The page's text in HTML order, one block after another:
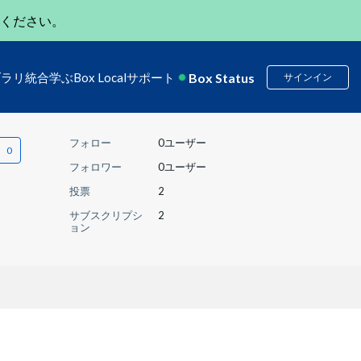
ださい。
リ 統合学ぶBox Localサポート Box Status サインイン
フォロー
0ユーザー
フォロワー
0ユーザー
投票
2
サブスクリプシ
ョン
2